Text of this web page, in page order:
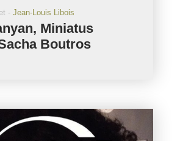
- Jean-Louis Libois
Miniatus
Boutros